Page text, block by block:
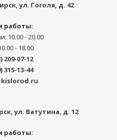
,ул. Гоголя, д. 42
работы:
10.00 - 20.00
- 18.00
209-07-12
315-13-44
,ул. Ватутина, д. 12
работы: